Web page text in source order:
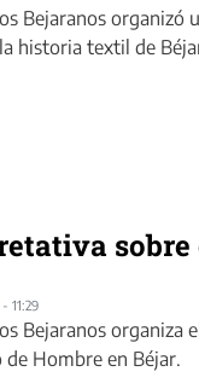
Bejaranos
historia textil de
11:29
Bejaranos
Hombre en Béjar.